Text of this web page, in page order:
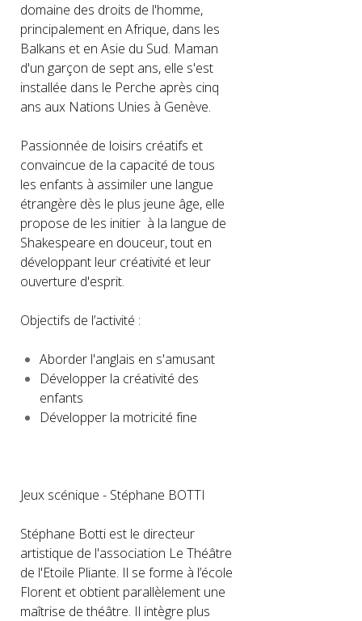
domaine des droits de l'homme,
principalement en Afrique, dans les
Balkans et en Asie du Sud. Maman
d'un garçon de sept ans, elle s'est
installée dans le Perche après cinq
ans aux Nations Unies à Genève.
Passionnée de loisirs créatifs et
convaincue de la capacité de tous
les enfants à assimiler une langue
étrangère dès le plus jeune âge, elle
propose de les initier à la langue de
Shakespeare en douceur, tout en
développant leur créativité et leur
ouverture d'esprit.
Objectifs de l’activité :
Aborder l'anglais en s'amusant
Développer la créativité des
enfants
Développer la motricité fine
Jeux scénique - Stéphane BOTTI
Stéphane Botti est le directeur
artistique de l'association Le Théâtre
de l'Etoile Pliante. Il se forme à l’école
Florent et obtient parallèlement une
maîtrise de théâtre. Il intègre plus